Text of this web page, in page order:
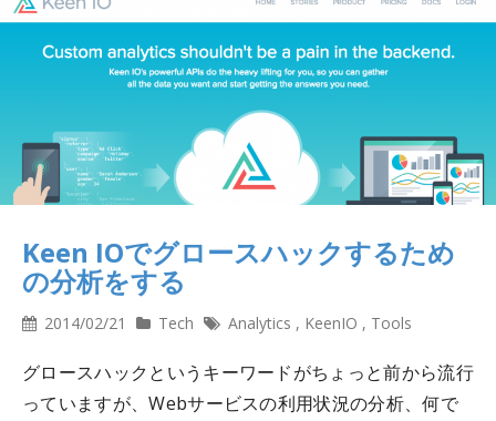
Keen IOでグロースハックするため
の分析をする
2014/02/21 Tech Analytics , KeenIO , Tools
グロースハックというキーワードがちょっと前から流行
っていますが、Webサービスの利用状況の分析、何で